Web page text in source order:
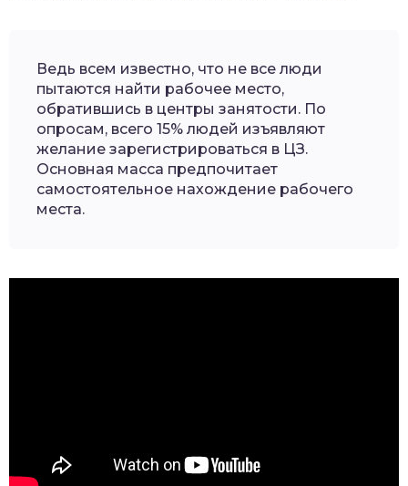
Ведь всем известно, что не все люди
пытаются найти рабочее место,
обратившись в центры занятости. По
опросам, всего 15% людей изъявляют
желание зарегистрироваться в ЦЗ.
Основная масса предпочитает
самостоятельное нахождение рабочего
места.